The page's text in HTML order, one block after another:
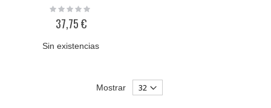
Rating:
37,75 €
Sin existencias
Mostrar